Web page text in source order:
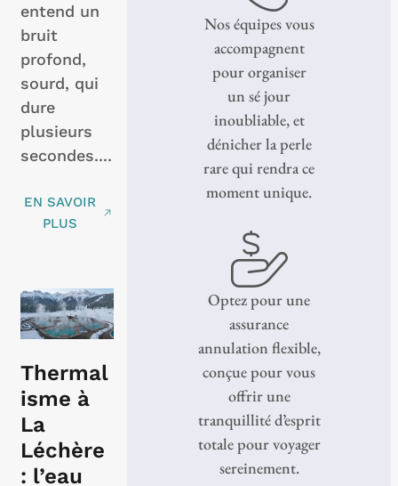
entend un
bruit
profond,
sourd, qui
dure
plusieurs
secondes....
EN SAVOIR
PLUS
Thermal
isme à
La
Léchère
: l’eau
Nos équipes vous
accompagnent
pour organiser
un sé jour
inoubliable, et
dénicher la perle
rare qui rendra ce
moment unique.
Optez pour une
assurance
annulation flexible,
conçue pour vous
offrir une
tranquillité d’esprit
totale pour voyager
sereinement.